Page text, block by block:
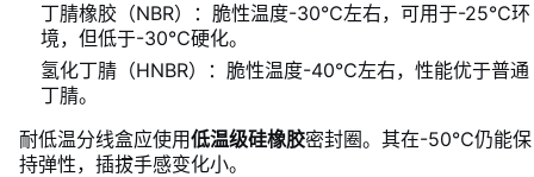
丁腈橡胶（NBR）：脆性温度-30℃左右，可用于-25℃环
境，但低于-30℃硬化。
氢化丁腈（HNBR）：脆性温度-40℃左右，性能优于普通
丁腈。
耐低温分线盒应使用低温级硅橡胶密封圈。其在-50℃仍能保
持弹性，插拔手感变化小。